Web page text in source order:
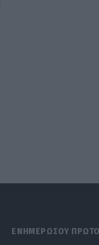
ΕΝΗΜΕΡΩΣΟΥ